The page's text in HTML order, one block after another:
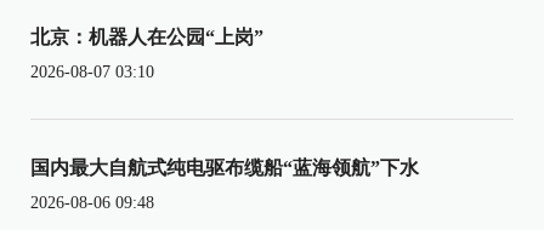
北京：机器人在公园“上岗”
2026-08-07 03:10
国内最大自航式纯电驱布缆船“蓝海领航”下水
2026-08-06 09:48